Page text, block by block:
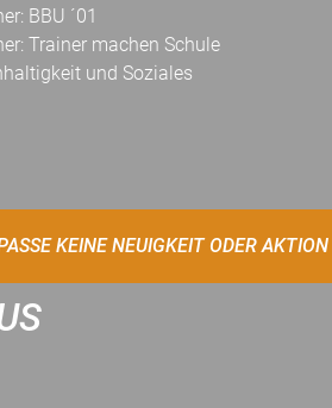
BBU ´01
Trainer machen Schule
und Soziales
KEINE NEUIGKEIT ODER